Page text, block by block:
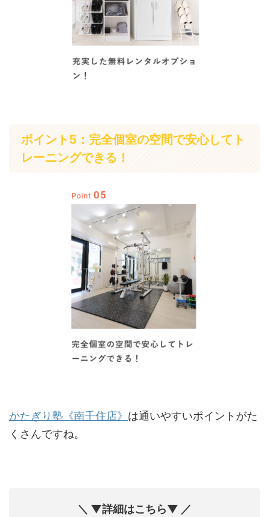
ポイント5：完全個室の空間で安心してト
レーニングできる！
かたぎり塾《南千住店》 は通いやすいポイントがた
くさんですね。
＼ ▼詳細はこちら▼ ／